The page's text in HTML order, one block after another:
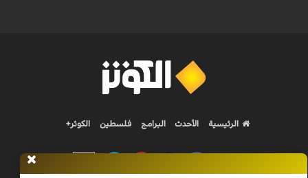
الرئيسية الأحدث البرامج فلسطين الكوثر+